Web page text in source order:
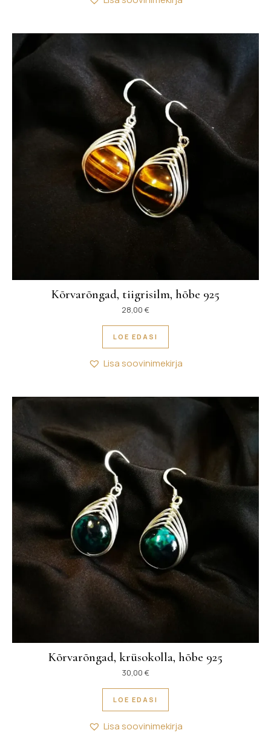
Kõrvarõngad, tiigrisilm, hõbe 925
28,00 €
LOE EDASI
Lisa soovinimekirja
Kõrvarõngad, krüsokolla, hõbe 925
30,00 €
LOE EDASI
Lisa soovinimekirja